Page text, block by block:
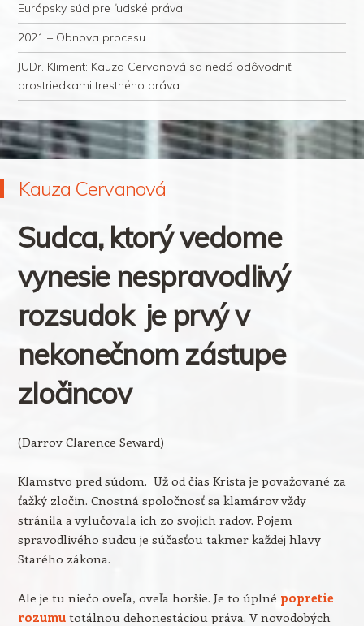
Európsky súd pre ľudské práva
2021 – Obnova procesu
JUDr. Kliment: Kauza Cervanová sa nedá odôvodniť
prostriedkami trestného práva
Kauza Cervanová
Sudca, ktorý vedome
vynesie nespravodlivý
rozsudok je prvý v
nekonečnom zástupe
zločincov
(Darrov Clarence Seward)
Klamstvo pred súdom. Už od čias Krista je považované za
ťažký zločin. Cnostná spoločnosť sa klamárov vždy
stránila a vylučovala ich zo svojich radov. Pojem
spravodlivého sudcu je súčasťou takmer každej hlavy
Starého zákona.
Ale je tu niečo oveľa, oveľa horšie. Je to úplné popretie
rozumutotálnou dehonestáciou práva. V novodobých